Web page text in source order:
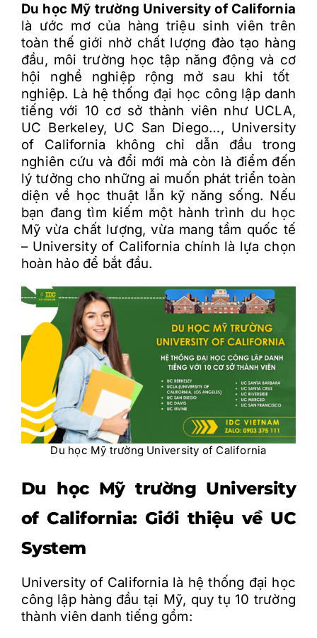
Du học Mỹ trường University of California
là ước mơcủa hàng triệu sinh viên trên
toàn thế giới nhờ chất lượng đào tạo hàng
đầu, môi trường học tập năng động và cơ
hội nghề nghiệp rộng mởsau khi tốt
nghiệp. Là hệ thống đại học công lập danh
tiếng với 10 cơ sở thành viên nhưUCLA,
UC Berkeley, UC San Diego…, University
of California không chỉ dẫn đầu trong
nghiên cứu và đổi mới mà còn là điểm đến
lý tưởng cho những ai muốn phát triển toàn
diện về học thuật lẫn kỹ năng sống. Nếu
bạn đang tìm kiếm một hành trình du học
Mỹ vừa chất lượng, vừa mang tầm quốc tế
–University of California chính là lựa chọn
hoàn hảo để bắt đầu.
Du học Mỹ trường University of California
Du học Mỹtrường University
of California: Giới thiệu vềUC
System
University of California là hệ thống đại học
công lập hàng đầu tại Mỹ, quy tụ 10 trường
thành viên danh tiếng gồm: